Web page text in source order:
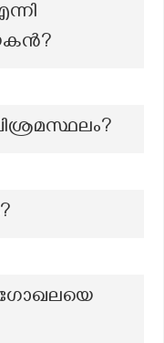
ഗോഖലയെ